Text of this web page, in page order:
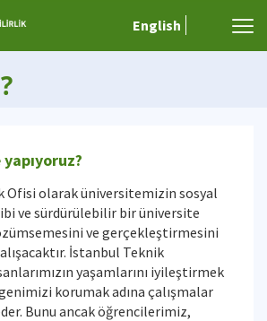
English
Ofisi olarak üniversitemizin sosyal
ve sürdürülebilir bir üniversite
ve gerçekleştirmesini
İstanbul Teknik
yaşamlarını iyileştirmek
korumak adına çalışmalar
Bunu ancak öğrencilerimiz,